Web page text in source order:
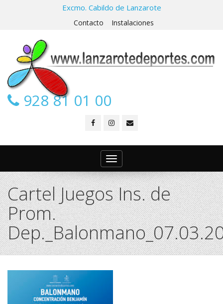
Excmo. Cabildo de Lanzarote
Contacto Instalaciones
928 81 01 00
Toggle
navigation
Cartel Juegos Ins. de
Prom.